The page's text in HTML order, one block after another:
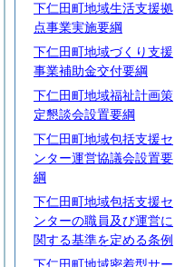
下仁田町地域生活支援拠
点事業実施要綱
下仁田町地域づくり支援
事業補助金交付要綱
下仁田町地域福祉計画策
定懇談会設置要綱
下仁田町地域包括支援セ
ンター運営協議会設置要
綱
下仁田町地域包括支援セ
ンターの職員及び運営に
関する基準を定める条例